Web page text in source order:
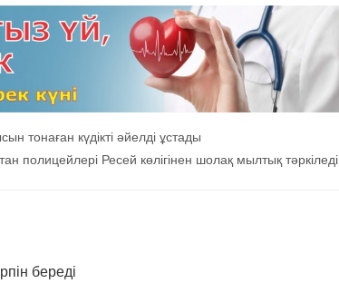
тонаған күдікті әйелді ұстады
полицейлері Ресей көлігінен шолақ мылтық тәркіледі
береді